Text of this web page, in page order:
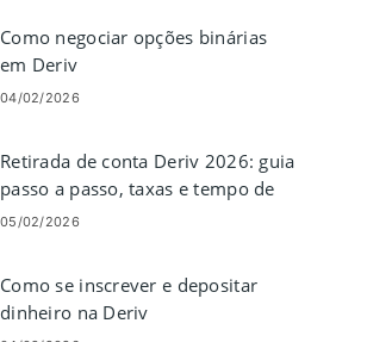
Como negociar opções binárias
em Deriv
04/02/2026
Retirada de conta Deriv 2026: guia
passo a passo, taxas e tempo de
processamento
05/02/2026
Como se inscrever e depositar
dinheiro na Deriv